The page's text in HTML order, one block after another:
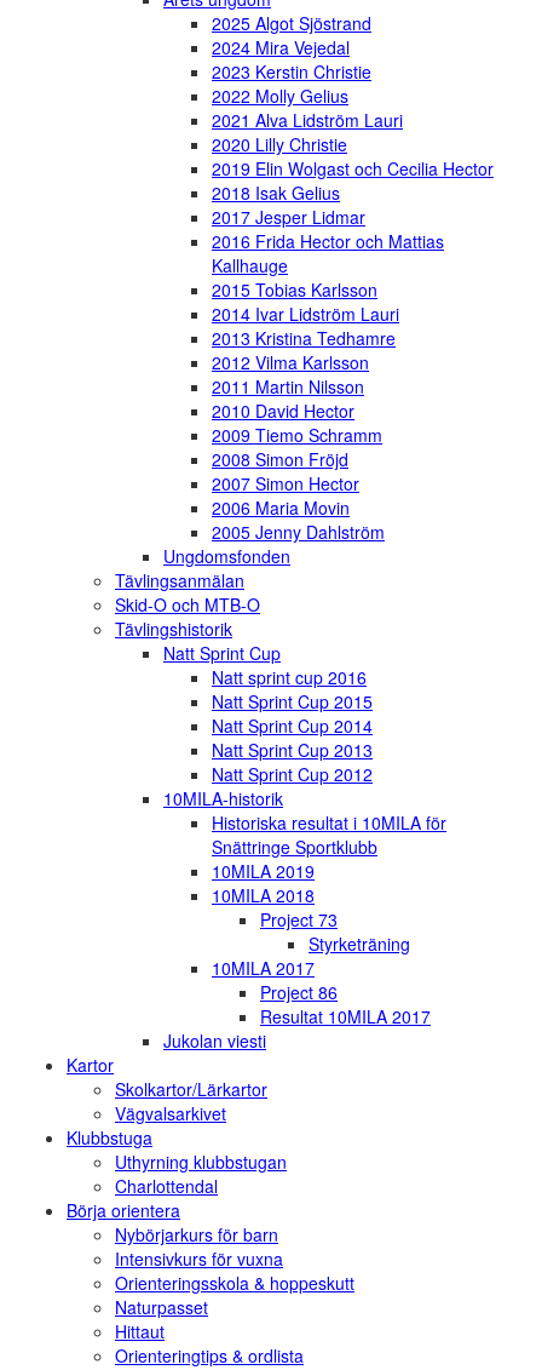
2025 Algot Sjöstrand
2024 Mira Vejedal
2023 Kerstin Christie
2022 Molly Gelius
2021 Alva Lidström Lauri
2020 Lilly Christie
2019 Elin Wolgast och Cecilia Hector
2018 Isak Gelius
2017 Jesper Lidmar
2016 Frida Hector och Mattias
Kallhauge
2015 Tobias Karlsson
2014 Ivar Lidström Lauri
2013 Kristina Tedhamre
2012 Vilma Karlsson
2011 Martin Nilsson
2010 David Hector
2009 Tiemo Schramm
2008 Simon Fröjd
2007 Simon Hector
2006 Maria Movin
2005 Jenny Dahlström
Ungdomsfonden
Tävlingsanmälan
Skid-O och MTB-O
Tävlingshistorik
Natt Sprint Cup
Natt sprint cup 2016
Natt Sprint Cup 2015
Natt Sprint Cup 2014
Natt Sprint Cup 2013
Natt Sprint Cup 2012
10MILA-historik
Historiska resultat i 10MILA för
Snättringe Sportklubb
10MILA 2019
10MILA 2018
Project 73
Styrketräning
10MILA 2017
Project 86
Resultat 10MILA 2017
Jukolan viesti
Kartor
Skolkartor/Lärkartor
Vägvalsarkivet
Klubbstuga
Uthyrning klubbstugan
Charlottendal
Börja orientera
Nybörjarkurs för barn
Intensivkurs för vuxna
Orienteringsskola & hoppeskutt
Naturpasset
Hittaut
Orienteringtips & ordlista